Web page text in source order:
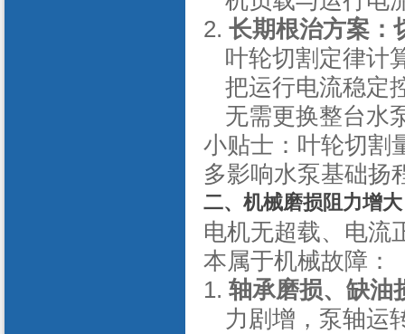
2. 长期根治方案：
叶轮切割定律计
把运行电流稳定
无需更换整台水
小贴士：叶轮切割
多影响水泵基础扬
二、机械磨损阻力增
电机无超载、电流
本属于机械故障：
1. 轴承磨损、缺油
力剧增，泵轴运